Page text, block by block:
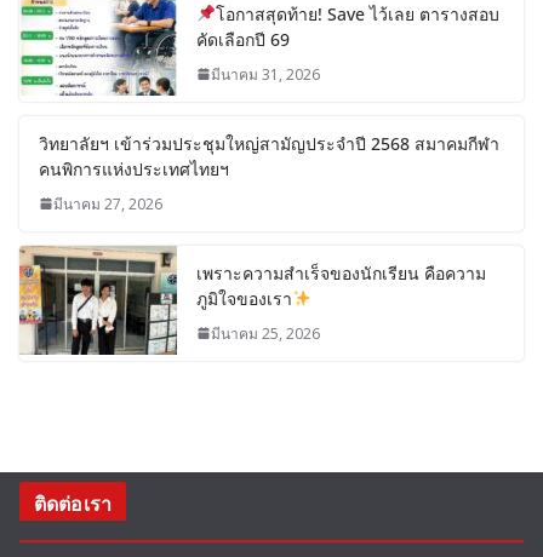
โอกาสสุดท้าย! Save ไว้เลย ตารางสอบ
คัดเลือกปี 69
มีนาคม 31, 2026
วิทยาลัยฯ เข้าร่วมประชุมใหญ่สามัญประจำปี 2568 สมาคมกีฬา
คนพิการแห่งประเทศไทยฯ
มีนาคม 27, 2026
เพราะความสำเร็จของนักเรียน คือความ
ภูมิใจของเรา
มีนาคม 25, 2026
ติดต่อเรา